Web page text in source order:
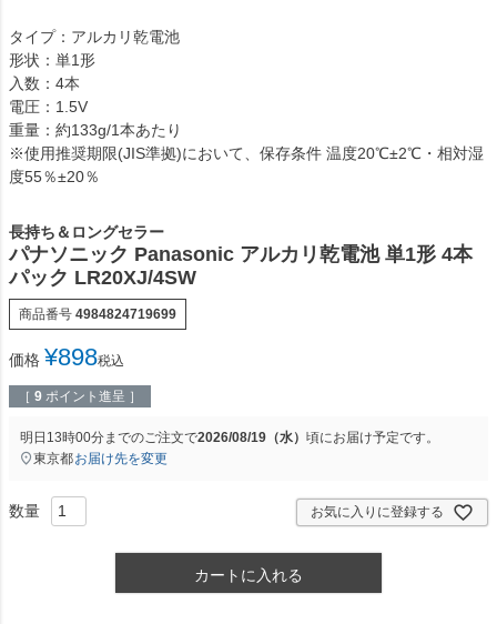
タイプ：アルカリ乾電池
形状：単1形
入数：4本
電圧：1.5V
重量：約133g/1本あたり
※使用推奨期限(JIS準拠)において、保存条件 温度20℃±2℃・相対湿
度55％±20％
長持ち＆ロングセラー
パナソニック Panasonic アルカリ乾電池 単1形 4本
パック LR20XJ/4SW
商品番号 4984824719699
価格 ¥898税込
［ 9 ポイント進呈 ］
明日 13時00分までのご注文で2026/08/19（水） 頃にお届け予定です。
東京都お届け先を変更
お気に入りに登録する
カートに入れる